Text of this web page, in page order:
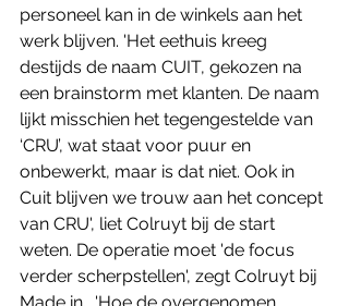
personeel kan in de winkels aan het
werk blijven. 'Het eethuis kreeg
destijds de naam CUIT, gekozen na
een brainstorm met klanten. De naam
lijkt misschien het tegengestelde van
‘CRU’, wat staat voor puur en
onbewerkt, maar is dat niet. Ook in
Cuit blijven we trouw aan het concept
van CRU', liet Colruyt bij de start
weten. De operatie moet 'de focus
verder scherpstellen', zegt Colruyt bij